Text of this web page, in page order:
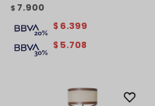
$ 7.900
$ 5.708
$ 6.399